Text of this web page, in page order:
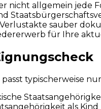
nicht allgemein
sauber
für Ihre
typischerweise
als